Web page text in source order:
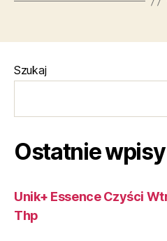
Szukaj
Ostatnie wpisy
Unik+ Essence Czyści
Thp